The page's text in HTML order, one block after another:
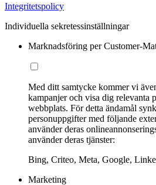
Integritetspolicy
Individuella sekretessinställningar
Marknadsföring per Customer-
Med ditt samtycke kommer vi
kampanjer och visa dig relevanta
webbplats. För detta ändamål
personuppgifter med följande
använder deras
använder deras tjänster:
Bing, Criteo, Meta, Google,
Marketing